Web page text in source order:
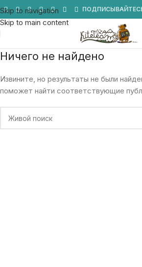
Skip to navigation
Skip to main content
Ничего не найдено
Извините, но результаты не были
поможет найти соответствующие